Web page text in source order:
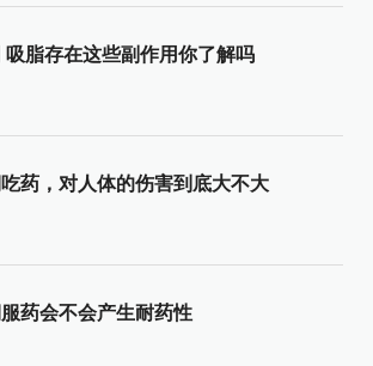
脂存在这些副作用你了解吗
药，对人体的伤害到底大不大
药会不会产生耐药性